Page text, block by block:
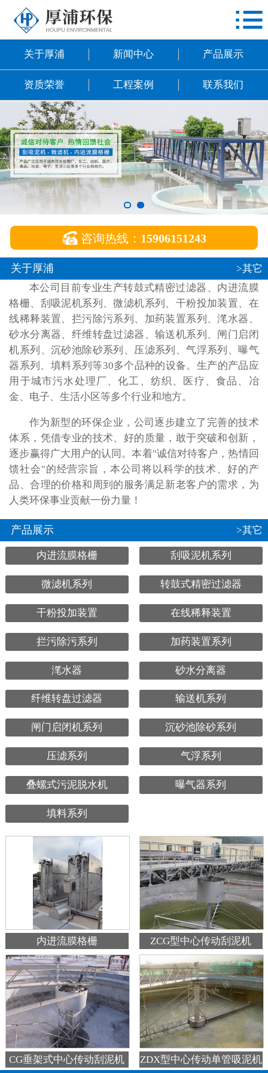
资质荣誉
工程案例
联系我们

关于厚浦 新闻中心 产品展示
资质荣誉 工程案例 联系我们
 咨询热线： 15906151243
关于厚浦
>其它
本公司目前专业生产转鼓式精密过滤器、内进流膜
格栅、刮吸泥机系列、微滤机系列、干粉投加装置、在
线稀释装置、拦污除污系列、加药装置系列、滗水器、
砂水分离器、纤维转盘过滤器、输送机系列、闸门启闭
机系列、沉砂池除砂系列、压滤系列、气浮系列、曝气
器系列、填料系列等30多个品种的设备。生产的产品应
用于城市污水处理厂、化工、纺织、医疗、食品、冶
金、电子、生活小区等多个行业和地方。
作为新型的环保企业，公司逐步建立了完善的技术
体系，凭借专业的技术、好的质量，敢于突破和创新，
逐步赢得广大用户的认同。本着"诚信对待客户，热情回
馈社会"的经营宗旨，本公司将以科学的技术、好的产
品、合理的价格和周到的服务满足新老客户的需求，为
人类环保事业贡献一份力量！
产品展示 >其它
内进流膜格栅 刮吸泥机系列
微滤机系列 转鼓式精密过滤器
干粉投加装置 在线稀释装置
拦污除污系列 加药装置系列
滗水器 砂水分离器
纤维转盘过滤器 输送机系列
闸门启闭机系列 沉砂池除砂系列
压滤系列 气浮系列
叠螺式污泥脱水机 曝气器系列
填料系列
内进流膜格栅 ZCG型中心传动刮泥机
CG垂架式中心传动刮泥机 ZDX型中心传动单管吸泥机